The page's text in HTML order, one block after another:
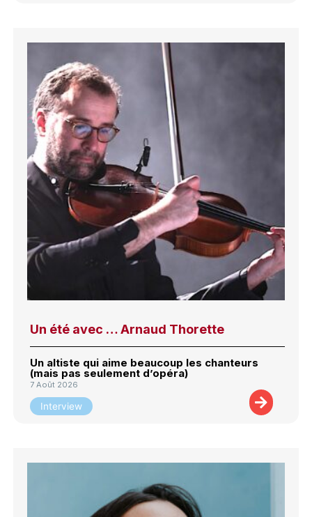
Un été avec … Arnaud Thorette
Un altiste qui aime beaucoup les chanteurs
(mais pas seulement d’opéra)
7 Août 2026
Interview